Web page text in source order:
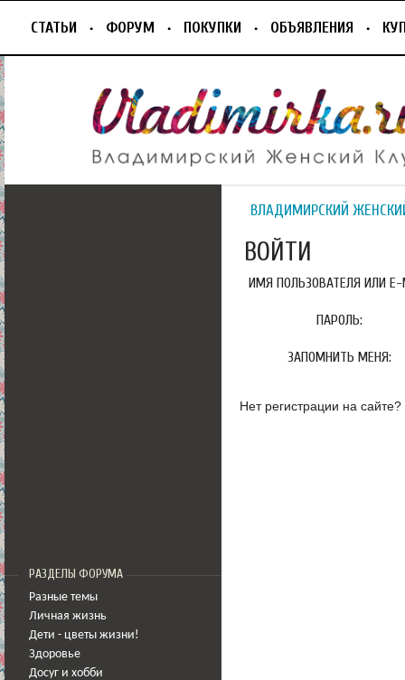
СТАТЬИ ФОРУМ ПОКУПКИ ОБЪЯВЛЕНИЯ
РАЗДЕЛЫ ФОРУМА
Разные темы
Личная жизнь
Дети - цветы жизни!
Здоровье
Досуг и хобби
ВЛАДИМИРСКИЙ
ВОЙТИ
ИМЯ ПОЛЬЗОВАТЕЛЯ ИЛИ E-
ПАРОЛЬ:
ЗАПОМНИТЬ МЕНЯ:
Нет регистрации на